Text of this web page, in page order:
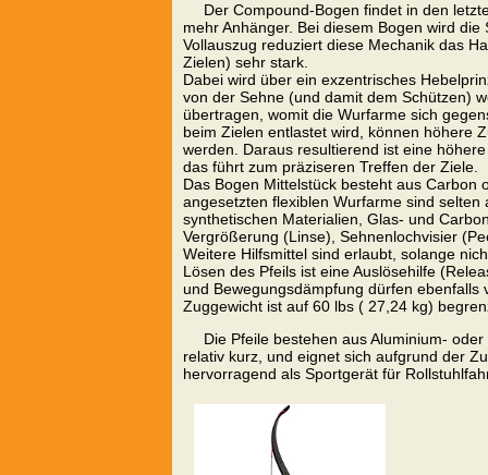
Der Compound-Bogen findet in den
mehr Anhänger. Bei diesem Bogen wird
Vollauszug reduziert diese Mechanik das
Zielen) sehr stark.
Dabei wird über ein exzentrisches
von der Sehne (und damit dem Schützen)
übertragen, womit die Wurfarme sich
beim Zielen entlastet wird, können höhere
werden. Daraus resultierend ist eine
das führt zum präziseren Treffen der Ziele.
Das Bogen Mittelstück besteht aus Carbon
angesetzten flexiblen Wurfarme sind
synthetischen Materialien, Glas- und
Vergrößerung (Linse), Sehnenlochvisier
Weitere Hilfsmittel sind erlaubt, solange
Lösen des Pfeils ist eine Auslösehilfe
und Bewegungsdämpfung dürfen ebenfalls
Zuggewicht ist auf 60 lbs ( 27,24 kg)
Die Pfeile bestehen aus Aluminium-
relativ kurz, und eignet sich aufgrund der
hervorragend als Sportgerät für